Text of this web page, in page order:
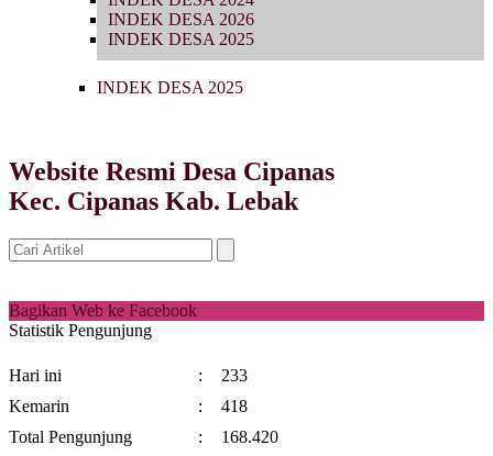
INDEK DESA 2026
INDEK DESA 2025
INDEK DESA 2025
Website Resmi Desa Cipanas
Kec. Cipanas Kab. Lebak
Bagikan Web ke Facebook
Statistik Pengunjung
Hari ini :
233
Kemarin
:
418
Total Pengunjung
:
168.420